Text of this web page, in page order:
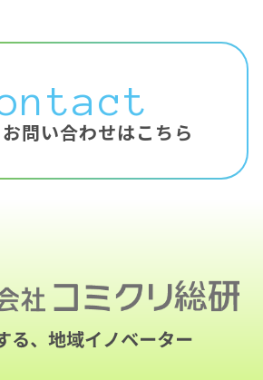
問い合わせはこちら